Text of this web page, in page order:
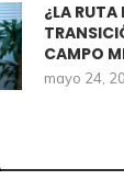
¿LA RUTA
CAMPO
mayo 24,